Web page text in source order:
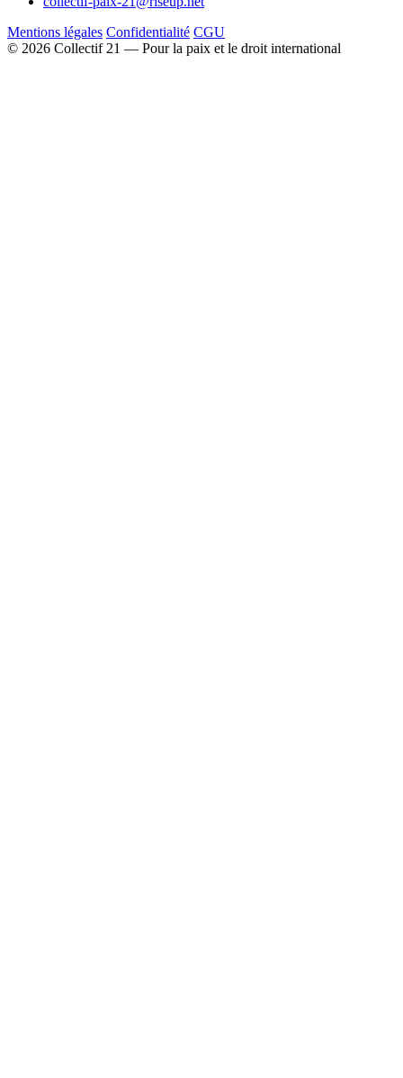
Mentions légales Confidentialité CGU
© 2026 Collectif 21 — Pour la paix et le droit international